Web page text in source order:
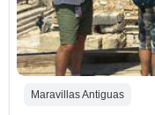
Maravillas Antiguas